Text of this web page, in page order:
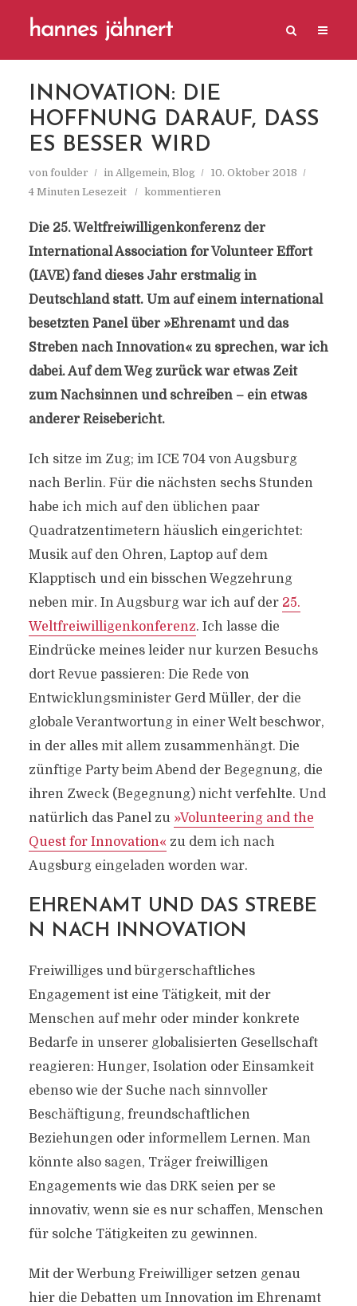
INNOVATION: DIE
HOFFNUNG DARAUF, DASS
ES BESSER WIRD
von foulder in Allgemein, Blog
10. Oktober 2018
4 Minuten Lesezeit
kommentieren
Die 25. Weltfreiwilligenkonferenz der
International Association for Volunteer Effort
(IAVE) fand dieses Jahr erstmalig in
Deutschland statt. Um auf einem international
besetzten Panel über »Ehrenamt und das
Streben nach Innovation« zu sprechen, war ich
dabei. Auf dem Weg zurück war etwas Zeit
zum Nachsinnen und schreiben – ein etwas
anderer Reisebericht.
Ich sitze im Zug; im ICE 704 von Augsburg
nach Berlin. Für die nächsten sechs Stunden
habe ich mich auf den üblichen paar
Quadratzentimetern häuslich eingerichtet:
Musik auf den Ohren, Laptop auf dem
Klapptisch und ein bisschen Wegzehrung
neben mir. In Augsburg war ich auf der 25.
Weltfreiwilligenkonferenz. Ich lasse die
Eindrücke meines leider nur kurzen Besuchs
dort Revue passieren: Die Rede von
Entwicklungsminister Gerd Müller, der die
globale Verantwortung in einer Welt beschwor,
in der alles mit allem zusammenhängt. Die
zünftige Party beim Abend der Begegnung, die
ihren Zweck (Begegnung) nicht verfehlte. Und
natürlich das Panel zu »Volunteering and the
Quest for Innovation« zu dem ich nach
Augsburg eingeladen worden war.
EHRENAMT UND DAS STREBE
N NACH INNOVATION
Freiwilliges und bürgerschaftliches
Engagement ist eine Tätigkeit, mit der
Menschen auf mehr oder minder konkrete
Bedarfe in unserer globalisierten Gesellschaft
reagieren: Hunger, Isolation oder Einsamkeit
ebenso wie der Suche nach sinnvoller
Beschäftigung, freundschaftlichen
Beziehungen oder informellem Lernen. Man
könnte also sagen, Träger freiwilligen
Engagements wie das DRK seien per se
innovativ, wenn sie es nur schaffen, Menschen
für solche Tätigkeiten zu gewinnen.
Mit der Werbung Freiwilliger setzen genau
hier die Debatten um Innovation im Ehrenamt